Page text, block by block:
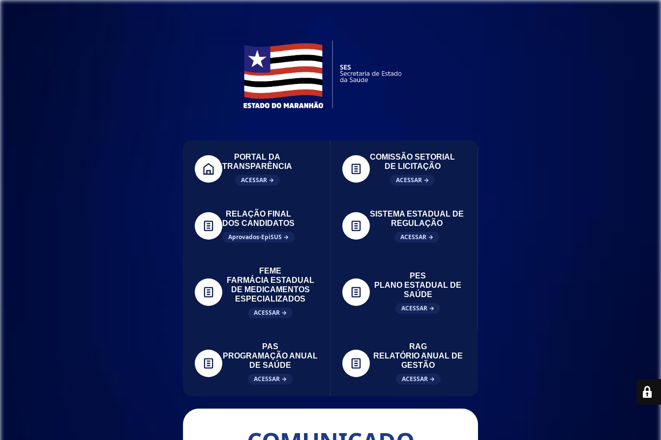
PORTAL DA
TRANSPARÊNCIA
ACESSAR →
COMISSÃO SETORIAL
DE LICITAÇÃO
ACESSAR →
RELAÇÃO FINAL
DOS CANDIDATOS
Aprovados-EpiSUS →
SISTEMA ESTADUAL DE
REGULAÇÃO
ACESSAR →
FEME
FARMÁCIA ESTADUAL
DE MEDICAMENTOS
ESPECIALIZADOS
ACESSAR →
PES
PLANO ESTADUAL DE
SAÚDE
ACESSAR →
PAS
PROGRAMAÇÃO ANUAL
DE SAÚDE
ACESSAR →
RAG
RELATÓRIO ANUAL DE
GESTÃO
ACESSAR →